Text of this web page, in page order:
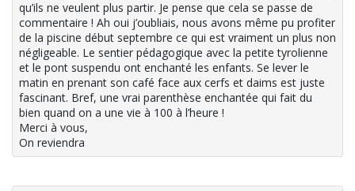
qu’ils ne veulent plus partir. Je pense que cela se passe de
commentaire ! Ah oui j’oubliais, nous avons même pu profiter
de la piscine début septembre ce qui est vraiment un plus non
négligeable. Le sentier pédagogique avec la petite tyrolienne
et le pont suspendu ont enchanté les enfants. Se lever le
matin en prenant son café face aux cerfs et daims est juste
fascinant. Bref, une vrai parenthèse enchantée qui fait du
bien quand on a une vie à 100 à l’heure !
Merci à vous,
On reviendra